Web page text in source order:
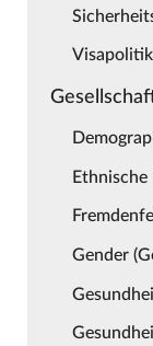
Visapolitik
Gender